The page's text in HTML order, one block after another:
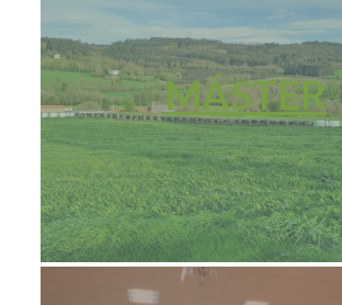
MÁSTER